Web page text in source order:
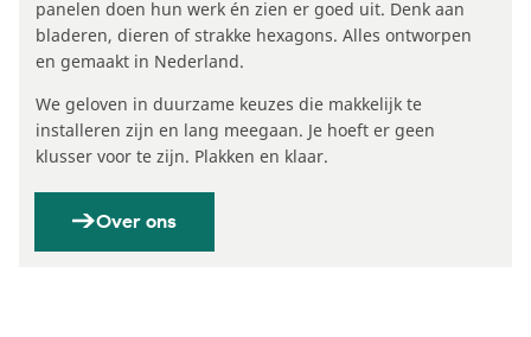
panelen doen hun werk én zien er goed uit. Denk aan
bladeren, dieren of strakke hexagons. Alles ontworpen
en gemaakt in Nederland.
We geloven in duurzame keuzes die makkelijk te
installeren zijn en lang meegaan. Je hoeft er geen
klusser voor te zijn. Plakken en klaar.
Over ons